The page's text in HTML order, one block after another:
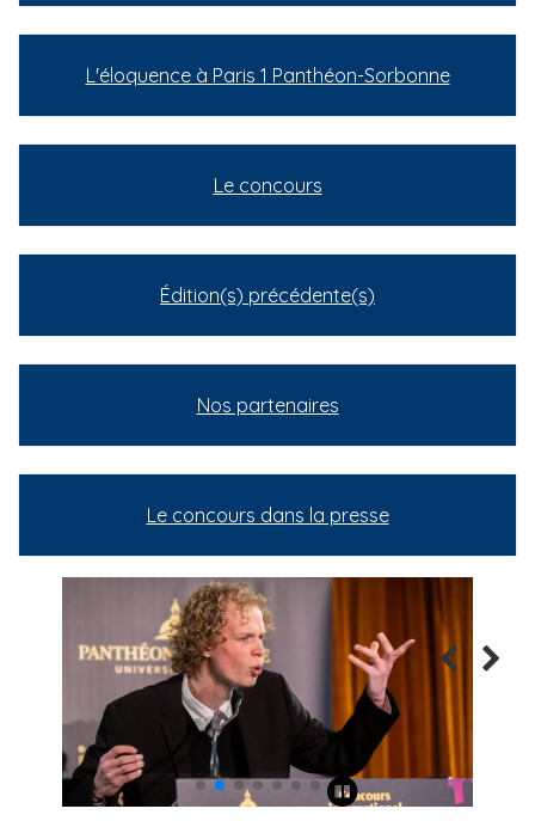
L'éloquence à Paris 1 Panthéon-Sorbonne
Le concours
Édition(s) précédente(s)
Nos partenaires
Le concours dans la presse